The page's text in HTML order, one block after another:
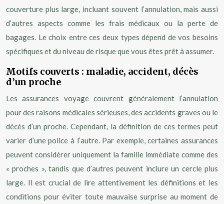
couverture plus large, incluant souvent l’annulation, mais aussi
d’autres aspects comme les frais médicaux ou la perte de
bagages. Le choix entre ces deux types dépend de vos besoins
spécifiques et du niveau de risque que vous êtes prêt à assumer.
Motifs couverts : maladie, accident, décès
d’un proche
Les assurances voyage couvrent généralement l’annulation
pour des raisons médicales sérieuses, des accidents graves ou le
décès d’un proche. Cependant, la définition de ces termes peut
varier d’une police à l’autre. Par exemple, certaines assurances
peuvent considérer uniquement la famille immédiate comme des
« proches », tandis que d’autres peuvent inclure un cercle plus
large. Il est crucial de lire attentivement les définitions et les
conditions pour éviter toute mauvaise surprise au moment de